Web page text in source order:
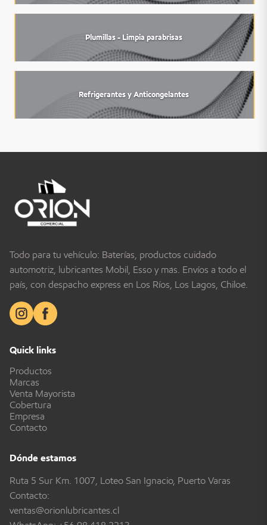
Plumillas - Limpia parabrisas
Refrigerantes y Anticongelantes
Todo para tu vehículo: Baterías, productos cuidado
automotriz, lubricantes Mobil, Esso y más. Envíos a todo el
país, con despacho express en Los Ríos, Los Lagos, Chiloé.
Quick links
Productos
Marcas
Venta Mayorista
Cobertura
Empresa
Contacto
Dónde estamos
Ruta 5 Sur Km. 1007, Loteo San Ignacio, Puerto Varas
Contacto:
ventas@orionlubricantes.cl